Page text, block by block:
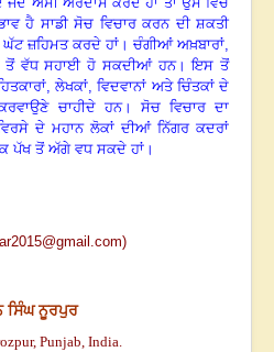
ਹੈ ਸਾਡੀ ਸੋਚ ਵਿਚਾਰ ਕਰਨ ਦੀ ਸ਼ਕਤੀ
ਜ਼ਹਿਮਤ ਕਰਦੇ ਹਾਂ। ਚੰਗੀਆਂ ਅਖ਼ਬਾਰਾਂ,
ਤੋਂ ਵੱਧ ਸਹਾਈ ਹੋ ਸਕਦੀਆਂ ਹਨ। ਇਸ ਤੋਂ
,ਲੇਖਕਾਂ,ਵਿਦਵਾਨਾਂ ਅਤੇ ਚਿੰਤਕਾਂ ਦੇ
ਚਾਹੀਦੇ ਹਨ। ਸੋਚ ਵਿਚਾਰ ਦਾ
ਦੇ ਮਹਾਨ ਲੋਕਾਂ ਦੀਆਂ ਨਿੱਗਰ ਕਦਰਾਂ
ਪੱਖ ਤੋਂ ਅੱਗੇ ਵਧ ਸਕਦੇ ਹਾਂ।
)
ਸਿੰਘ ਨੂਰਪੁਰ
Punjab, India.